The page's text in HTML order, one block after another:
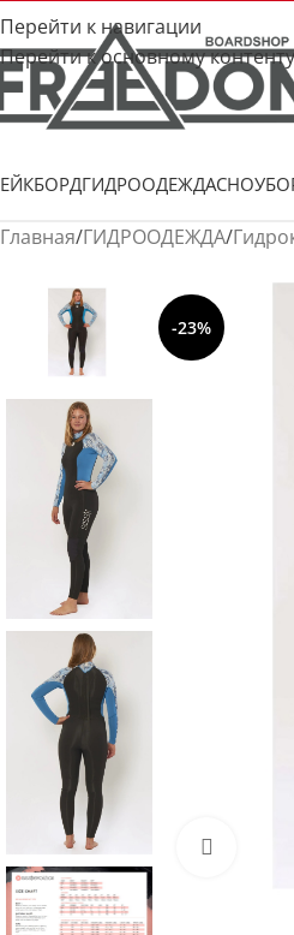
Перейти к навигации
Перейти к основному контенту
ГИДРООДЕЖДА
Главная/ГИДРООДЕЖДА/
-23%